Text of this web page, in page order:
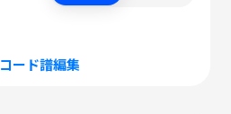
コード譜編集